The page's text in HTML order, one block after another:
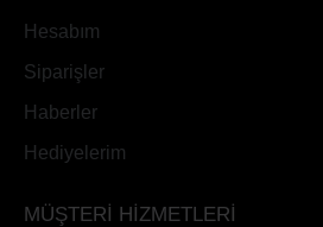
Hesabım
Siparişler
Haberler
Hediyelerim
MÜŞTERİ HİZMETLERİ